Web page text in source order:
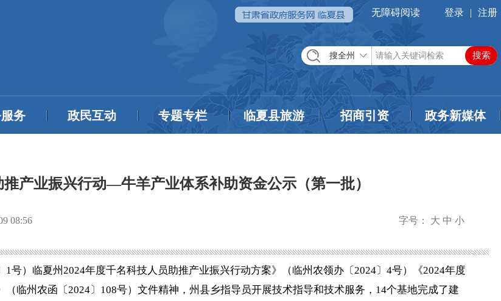
无障碍阅读 登录 | 注册
搜全州
务 政民互动 专题专栏 临夏县旅游 招商引资 政务新媒体
产业振兴行动—牛羊产业体系补助资金公示（第一批）
08:56 字号： 大 中 小
号）临夏州2024年度千名科技人员助推产业振兴行动方案》（临州农领办〔2024〕4号）《2024年度
临州农函〔2024〕108号）文件精神，州县乡指导员开展技术指导和技术服务，14个基地完成了建